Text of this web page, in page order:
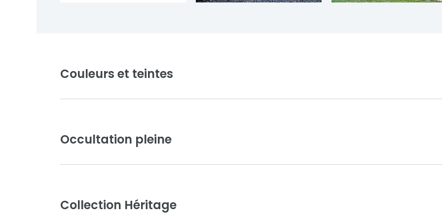
Couleurs et teintes
Blanc pur Ivoire clair
Occultation pleine
Collection Héritage